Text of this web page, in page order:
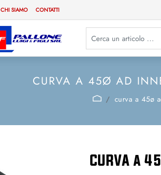
CHI SIAMO CONTATTI
La modifica di un filtro
CURVA A 45Ø AD
curva a 45ø
CURVA a